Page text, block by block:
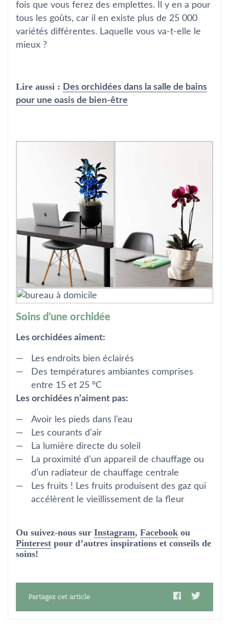
fois que vous ferez des emplettes. Il y en a pour
tous les goûts, car il en existe plus de 25 000
variétés différentes. Laquelle vous va-t-elle le
mieux ?
Lire aussi : Des orchidées dans la salle de bains
pour une oasis de bien-être
Soins d’une orchidée
Les orchidées aiment:
Les endroits bien éclairés
Des températures ambiantes comprises
entre 15 et 25 ºC
Les orchidées n’aiment pas:
Avoir les pieds dans l’eau
Les courants d’air
La lumière directe du soleil
La proximité d’un appareil de chauffage ou
d’un radiateur de chauffage centrale
Les fruits ! Les fruits produisent des gaz qui
accélèrent le vieillissement de la fleur
Ou suivez-nous sur Instagram, Facebook ou
Pinterest pour d’autres inspirations et conseils de
soins!
Partagez cet article